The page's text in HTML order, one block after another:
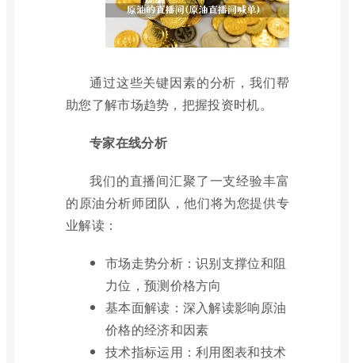
通过这些关键因素的分析，我们帮
助您了解市场趋势，把握投资时机。
专家在线分析
我们的直播间汇聚了一支经验丰富
的原油分析师团队，他们将为您提供专
业解读：
市场走势分析：识别支撑位和阻
力位，预测价格方向
基本面解读：深入解读影响原油
价格的经济和因素
技术指标运用：利用图表和技术